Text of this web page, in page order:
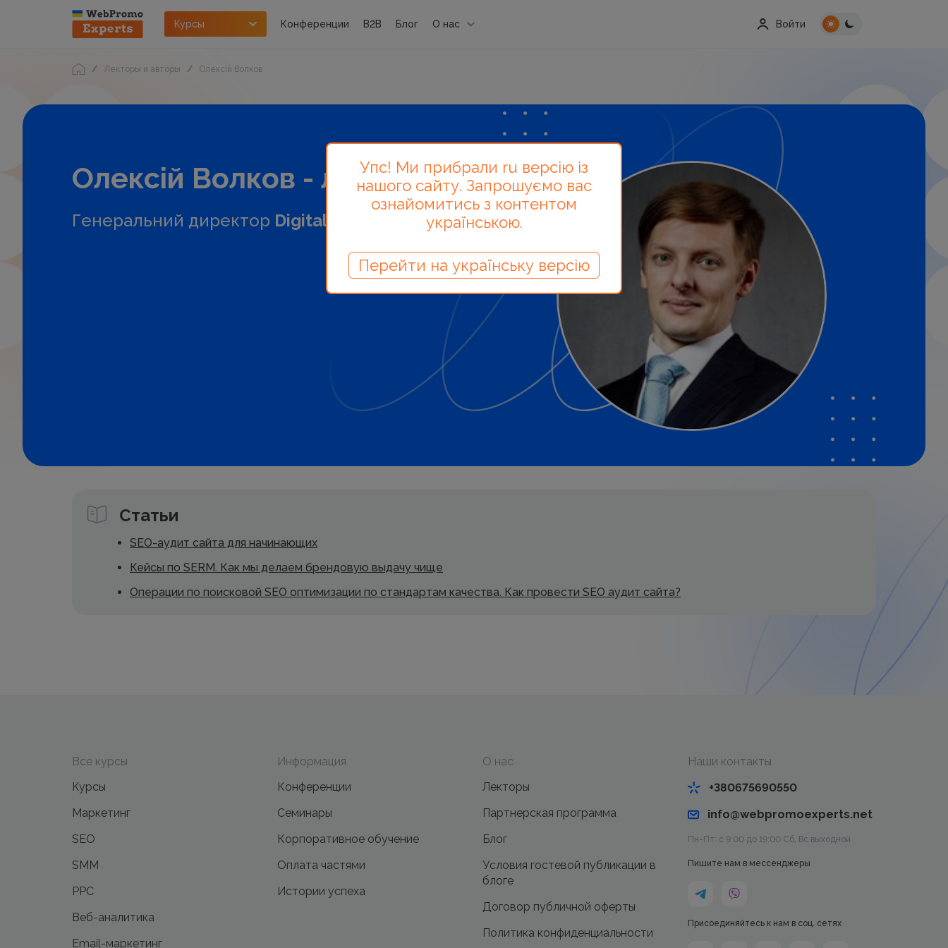
Курсы Конференции B2B Блог О нас Войти
Лекторы и авторы Олексій Волков
Олексій Волков - лектор
Генеральний директор Digital.Tools
Статьи
SEO-аудит сайта для начинающих
Кейсы по SERM. Как мы делаем брендовую выдачу чище
Операции по поисковой SEO оптимизации по стандартам качества. Как провести SEO аудит сайта?
Все курсы
Курсы
Маркетинг
SEO
SMM
PPC
Веб-аналитика
Email-маркетинг
Информация
Конференции
Семинары
Корпоративное обучение
Оплата частями
Истории успеха
О нас
Лекторы
Партнерская программа
Блог
Условия гостевой публикации в
блоге
Договор публичной оферты
Политика конфиденциальности
Наши контакты
+380675690550
info@webpromoexperts.net
Пн-Пт: с 9:00 до 19:00 Cб, Вс выходной
Пишите нам в мессенджеры
Присоединяйтесь к нам в соц. сетях
Упс! Ми прибрали ru версію із
нашого сайту. Запрошуємо вас
ознайомитись з контентом
українською.
Перейти на українську версію